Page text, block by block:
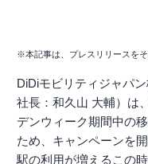
※本記事は、プレスリリースをそ
DiDiモビリティジャパ
社長：和久山 大輔）は
デンウィーク期間中の
ため、キャンペーンを
駅の利用が増えるこの